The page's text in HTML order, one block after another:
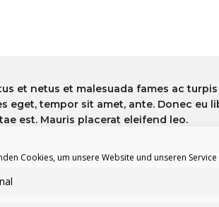
Cookies, um unsere Website und unseren
et netus et malesuada fames ac turpis
eget, tempor sit amet, ante. Donec eu
est. Mauris placerat eleifend leo.